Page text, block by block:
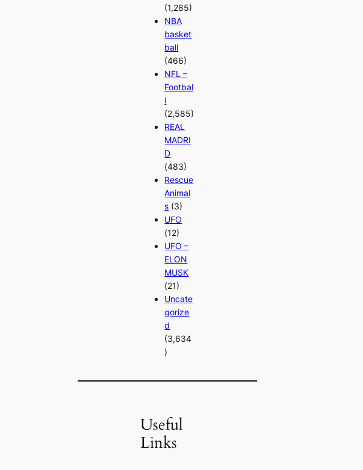
(1,285)
NBA
basket
ball
(466)
NFL –
Footbal
l
(2,585)
REAL
MADRI
D
(483)
Rescue
Animal
s (3)
UFO
(12)
UFO –
ELON
MUSK
(21)
Uncate
gorize
d
(3,634
)
Useful
Links